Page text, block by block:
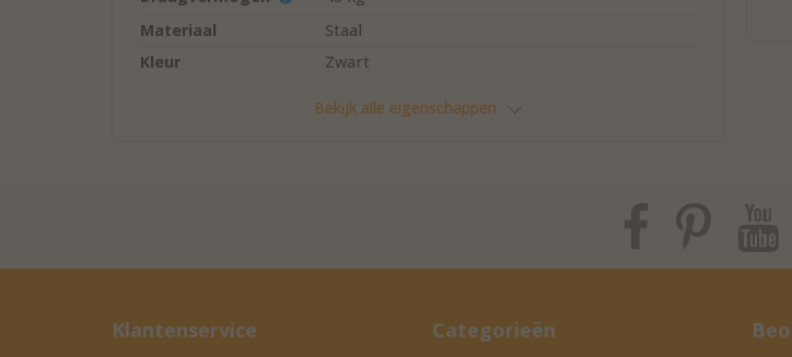
Materiaal
Staal
Kleur
Zwart
Uitschuiflengte
356 mm
geleider
Bekijk alle eigenschappen
Klantenservice Categorieën